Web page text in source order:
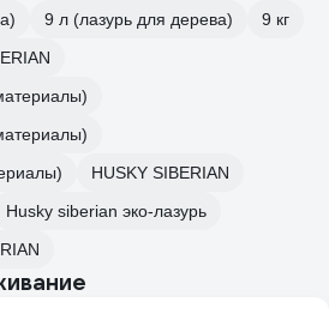
9 л (лазурь для дерева)
9 кг
HUSKY SIBERIAN
Husky siberian эко-лазурь